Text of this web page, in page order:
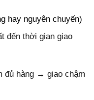
hay nguyên chuyến)
đến thời gian giao
đủ hàng → giao chậm